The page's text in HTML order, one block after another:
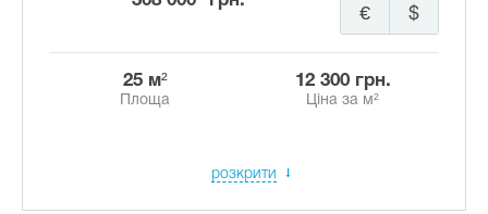
$
€
25 м²
Площа
12 300 грн.
Ціна за м²
розкрити